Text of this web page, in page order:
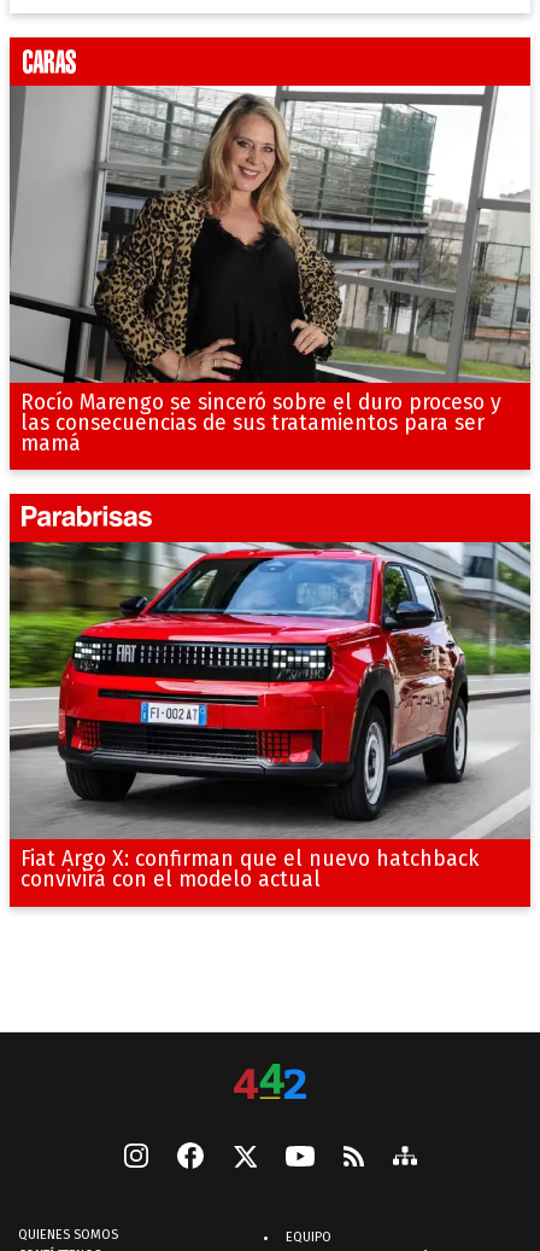
Rocío Marengo se sinceró sobre el duro proceso y
las consecuencias de sus tratamientos para ser
mamá
Fiat Argo X: confirman que el nuevo hatchback
convivirá con el modelo actual
QUIENES SOMOS
EQUIPO